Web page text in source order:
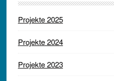
Projekte 2025
Projekte 2024
Projekte 2023